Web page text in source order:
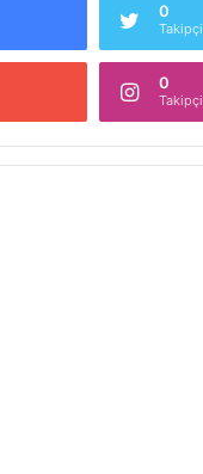
0
Takipçi
0
Takipçi